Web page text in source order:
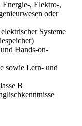
Energie-, Elektro-,
oder
Systeme
Hands-on-
sowie Lern- und
B